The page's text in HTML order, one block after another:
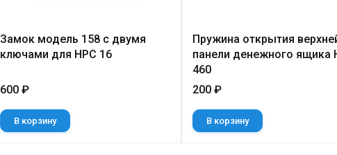
Замок модель 158 с двумя
ключами для НРС 16
600 ₽
В корзину
Пружина открытия
панели денежного ящика
460
200 ₽
В корзину